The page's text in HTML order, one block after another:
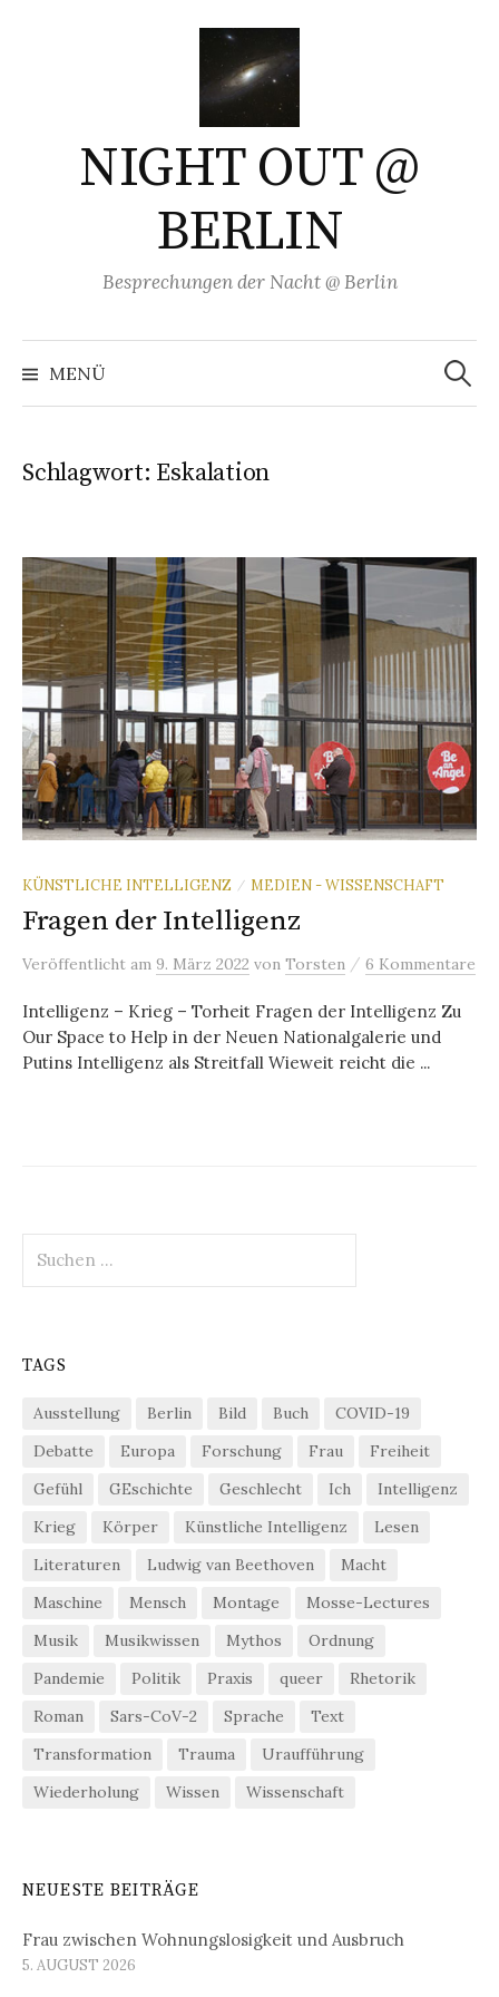
NIGHT OUT @
BERLIN
Besprechungen der Nacht @ Berlin
MENÜ
Suchen
nach:
Schlagwort: Eskalation
KÜNSTLICHE INTELLIGENZ / MEDIEN - WISSENSCHAFT
Fragen der Intelligenz
Veröffentlicht am 9. März 2022 von Torsten / 6 Kommentare
Intelligenz – Krieg – Torheit Fragen der Intelligenz Zu
Our Space to Help in der Neuen Nationalgalerie und
Putins Intelligenz als Streitfall Wieweit reicht die ...
nach:
TAGS
Ausstellung Berlin Bild Buch
COVID-19
Debatte
Europa Forschung Frau
Freiheit
Gefühl
GEschichte Geschlecht Ich
Intelligenz
Krieg
Körper Künstliche Intelligenz
Lesen
Literaturen
Ludwig van Beethoven
Macht
Maschine
Mensch Montage
Mosse-Lectures
Musik
Musikwissen Mythos
Ordnung
Pandemie
Politik Praxis queer
Rhetorik
Roman
Sars-CoV-2 Sprache
Text
Transformation
Trauma
Uraufführung
Wiederholung
Wissen Wissenschaft
NEUESTE BEITRÄGE
Frau zwischen Wohnungslosigkeit und Ausbruch
5. AUGUST 2026